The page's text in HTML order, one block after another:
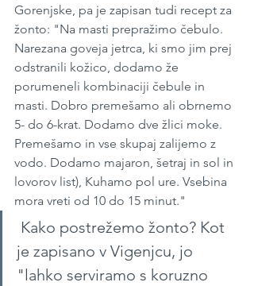
Gorenjske, pa je zapisan tudi recept za
žonto: "Na masti prepražimo čebulo.
Narezana goveja jetrca, ki smo jim prej
odstranili kožico, dodamo že
porumeneli kombinaciji čebule in
masti. Dobro premešamo ali obrnemo
5- do 6-krat. Dodamo dve žlici moke.
Premešamo in vse skupaj zalijemo z
vodo. Dodamo majaron, šetraj in sol in
lovorov list), Kuhamo pol ure. Vsebina
mora vreti od 10 do 15 minut."
je zapisano v Vigenjcu, jo
"lahko serviramo s koruzno